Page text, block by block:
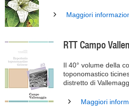
Maggiori
RTT Campo
Il 40° volume della
toponomastico
distretto di
Maggiori